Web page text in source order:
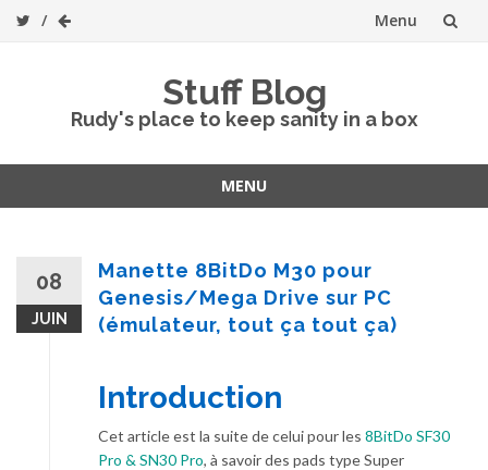
Menu
Stuff Blog
Rudy's place to keep sanity in a box
MENU
08
JUIN
Manette 8BitDo M30 pour
Genesis/Mega Drive sur PC
(émulateur, tout ça tout ça)
Introduction
Cet article est la suite de celui pour les 8BitDo SF30
Pro & SN30 Pro, à savoir des pads type Super